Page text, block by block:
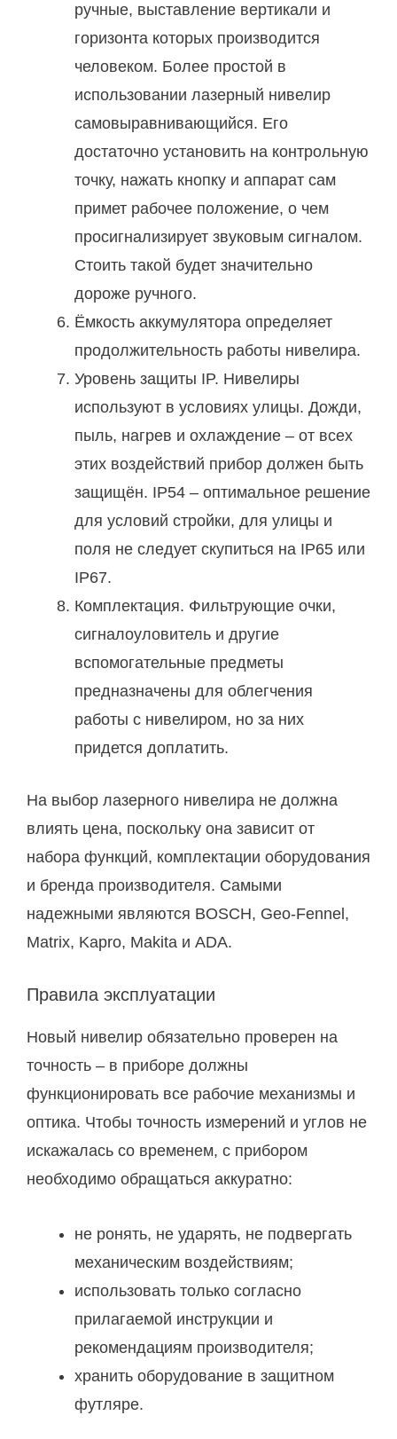
ручные, выставление вертикали и
горизонта которых производится
человеком. Более простой в
использовании лазерный нивелир
самовыравнивающийся. Его
достаточно установить на контрольную
точку, нажать кнопку и аппарат сам
примет рабочее положение, о чем
просигнализирует звуковым сигналом.
Стоить такой будет значительно
дороже ручного.
Ёмкость аккумулятора определяет
продолжительность работы нивелира.
Уровень защиты IP. Нивелиры
используют в условиях улицы. Дожди,
пыль, нагрев и охлаждение – от всех
этих воздействий прибор должен быть
защищён. IP54 – оптимальное решение
для условий стройки, для улицы и
поля не следует скупиться на IP65 или
IP67.
Комплектация. Фильтрующие очки,
сигналоуловитель и другие
вспомогательные предметы
предназначены для облегчения
работы с нивелиром, но за них
придется доплатить.
На выбор лазерного нивелира не должна
влиять цена, поскольку она зависит от
набора функций, комплектации оборудования
и бренда производителя. Самыми
надежными являются BOSCH, Geo-Fennel,
Matrix, Kapro, Makita и ADA.
Правила эксплуатации
Новый нивелир обязательно проверен на
точность – в приборе должны
функционировать все рабочие механизмы и
оптика. Чтобы точность измерений и углов не
искажалась со временем, с прибором
необходимо обращаться аккуратно:
не ронять, не ударять, не подвергать
механическим воздействиям;
использовать только согласно
прилагаемой инструкции и
рекомендациям производителя;
хранить оборудование в защитном
футляре.